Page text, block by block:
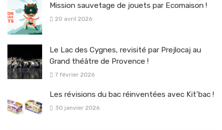
Mission sauvetage de jouets par Ecomaison !
20 avril 2026
Le Lac des Cygnes, revisité par Prejlocaj au
Grand théâtre de Provence !
7 février 2026
Les révisions du bac réinventées avec Kit’bac !
30 janvier 2026